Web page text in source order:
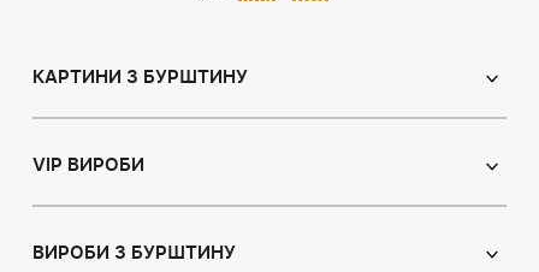
КАРТИНИ З БУРШТИНУ
Іменні ікони
VIP ВИРОБИ
Ікони з пластин
ВИРОБИ З БУРШТИНУ